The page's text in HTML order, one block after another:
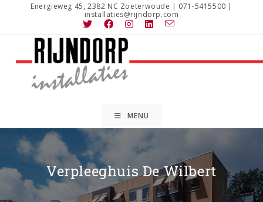
Energieweg 45, 2382 NC Zoeterwoude | 071-5415500 |
installaties@rijndorp.com
MENU
Verpleeghuis De Wilbert